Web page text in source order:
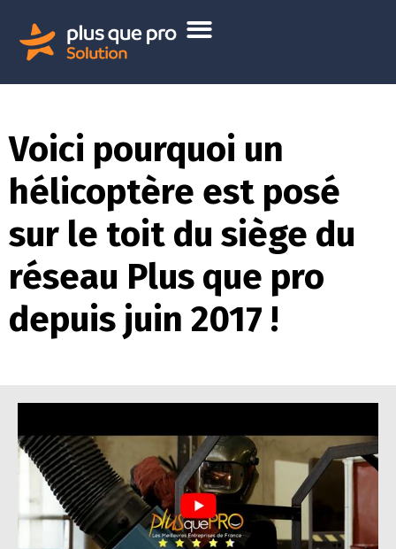
Voici pourquoi un
hélicoptère est posé
sur le toit du siège du
réseau Plus que pro
depuis juin 2017 !